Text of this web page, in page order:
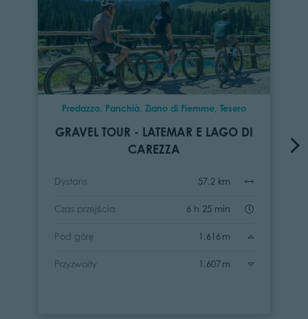
Predazzo, Panchià, Ziano di Fiemme, Tesero
GRAVEL TOUR - LATEMAR E LAGO DI
CAREZZA
Dystans 57,2 km
Czas przejścia 6 h 25 min
Pod górę 1.616 m
Przyzwoity 1.607 m